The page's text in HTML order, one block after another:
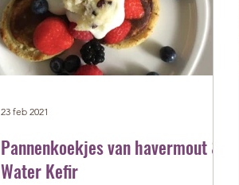
Pannenkoekjes van havermout &
Water Kefir
23 feb 2021